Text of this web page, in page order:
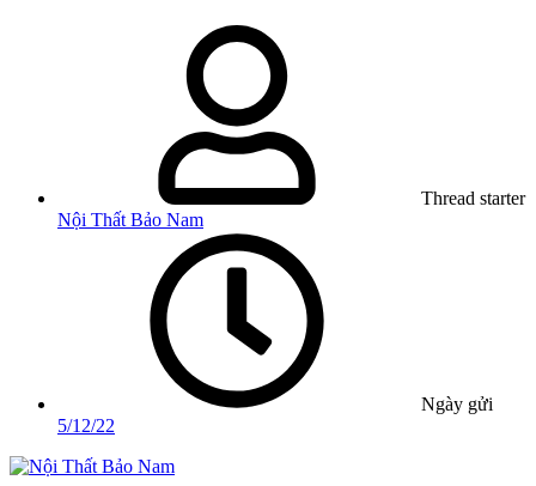
Thread starter
Nội Thất Bảo Nam
Ngày gửi
5/12/22